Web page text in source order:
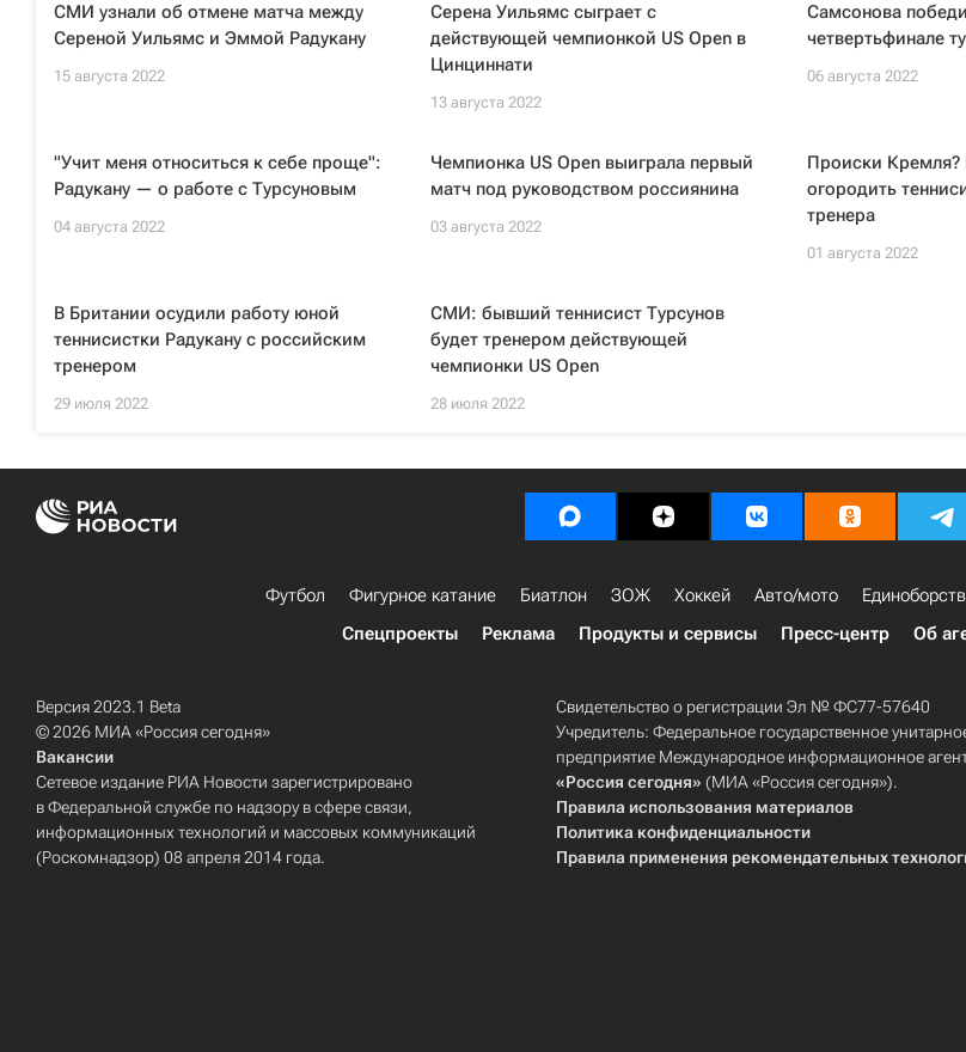
СМИ узнали об отмене матча между
Сереной Уильямс и Эммой Радукану
15 августа 2022
Серена Уильямс сыграет с
действующей чемпионкой US Open в
Цинциннати
13 августа 2022
Самсонова
четвертьфинале
06 августа 2022
"Учит меня относиться к себе проще":
Радукану — о работе с Турсуновым
04 августа 2022
Чемпионка US Open выиграла первый
матч под руководством россиянина
03 августа 2022
Происки Кремля?
огородить
тренера
01 августа 2022
В Британии осудили работу юной
теннисистки Радукану с российским
тренером
29 июля 2022
СМИ: бывший теннисист Турсунов
будет тренером действующей
чемпионки US Open
28 июля 2022
Футбол Фигурное катание Биатлон ЗОЖ Хоккей Авто/мото
Спецпроекты
Реклама Продукты и сервисы Пресс-центр Об
Версия 2023.1 Beta
© 2026 МИА «Россия сегодня»
Вакансии
Сетевое издание РИА Новости зарегистрировано
в Федеральной службе по надзору в сфере связи,
информационных технологий и массовых коммуникаций
(Роскомнадзор) 08 апреля 2014 года.
Свидетельство о регистрации Эл № ФС77-57640
Учредитель: Федеральное государственное
предприятие Международное информационное
«Россия сегодня» (МИА «Россия сегодня»).
Правила использования материалов
Политика конфиденциальности
Правила применения рекомендательных